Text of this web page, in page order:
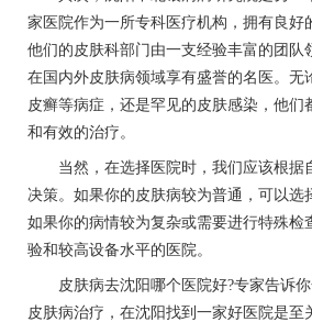
家医院作为一所专科医疗机构，拥有良好
他们的皮肤科部门由一支经验丰富的团队
在国内外皮肤病领域享有盛誉的名医。无
皮癣等病症，还是罕见的皮肤感染，他们
和有效的治疗。
当然，在选择医院时，我们应该根据
决策。如果你的皮肤病较为普通，可以选
如果你的病情较为复杂或需要进行特殊检
验和较高设备水平的医院。
皮肤病去沈阳哪个医院好?专家告诉你
皮肤病治疗，在沈阳找到一家好医院是至